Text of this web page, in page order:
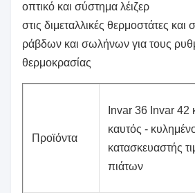
Θείο 0,015
Χρώμιο 0,25
οπτικό και σύστημα λέιζερ
στις διμεταλλικές θερμοστάτες και
ράβδων και σωλήνων για τους
θερμοκρασίας
Προϊόντα
Invar 36 Invar 42
καυτός -
κατασκευαστής
πιάτων